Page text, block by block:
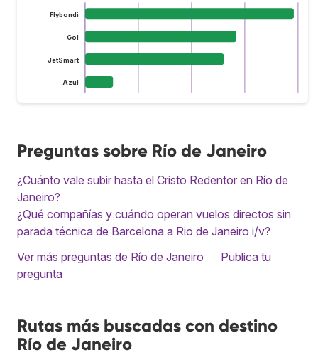
Flybondi
Gol
JetSmart
Azul
Preguntas sobre Río de Janeiro
¿Cuánto vale subir hasta el Cristo Redentor en Río de
Janeiro?
¿Qué compañías y cuándo operan vuelos directos sin
parada técnica de Barcelona a Rio de Janeiro i/v?
Ver más preguntas de Río de Janeiro
Publica tu
pregunta
Rutas más buscadas con destino
Río de Janeiro